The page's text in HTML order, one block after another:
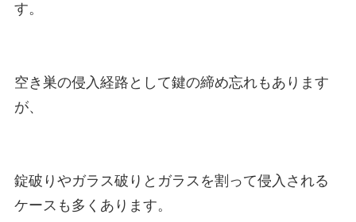
す。
空き巣の侵入経路として鍵の締め忘れもあります
が、
錠破りやガラス破りとガラスを割って侵入される
ケースも多くあります。